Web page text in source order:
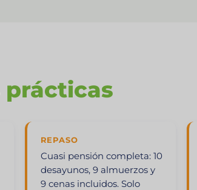
prácticas
REPASO
Cuasi pensión completa: 10
desayunos, 9 almuerzos y
9 cenas incluidos. Solo